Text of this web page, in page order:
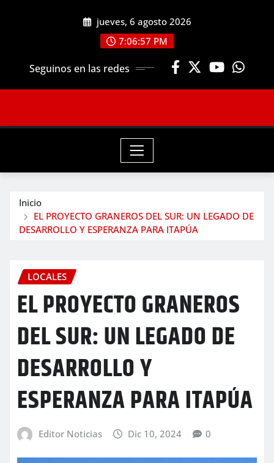
jueves, 6 agosto 2026
7:06:59 PM
Seguinos en las redes
Inicio
EL PROYECTO GRANEROS DEL SUR: UN LEGADO DE
DESARROLLO Y ESPERANZA PARA ITAPÚA
LOCALES
EL PROYECTO GRANEROS
DEL SUR: UN LEGADO DE
DESARROLLO Y
ESPERANZA PARA ITAPÚA
Editor Noticias Dic 10, 2024 0